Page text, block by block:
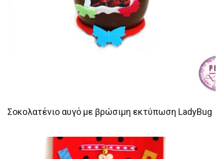
Σοκολατένιο αυγό με βρώσιμη εκτύπωση LadyBug